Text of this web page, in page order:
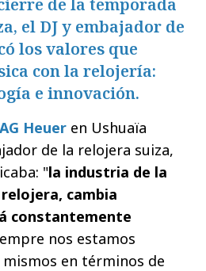
el DJ y embajador de
los valores que
con la relojería:
e innovación.
Heuer en Ushuaïa
de la relojera suiza,
"la industria de la
cambia
constantemente
nos estamos
en términos de